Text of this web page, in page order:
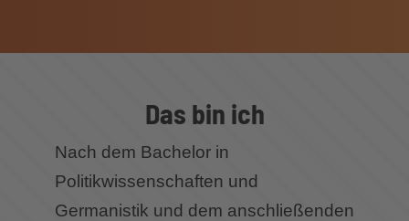
Das bin ich
Nach dem Bachelor in
Politikwissenschaften und
Germanistik und dem anschließenden